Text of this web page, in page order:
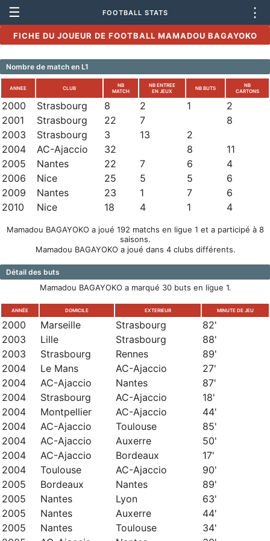
☰ FOOTBALL STATS ⋮
FICHE DU JOUEUR DE FOOTBALL MAMADOU BAGAYOKO
Nombre de match en L1
ANNEE CLUB
NB
MATCH
NB ENTREE
EN JEUX
NB BUTS
NB
CARTONS
2000 Strasbourg 8 2 1
2
2001
Strasbourg 22 7
8
2003
Strasbourg 3 13
2
2004
AC-Ajaccio 32 8
11
2005
Nantes 22 7 6
4
2006
Nice 25 5 5
6
2009
Nantes 23 1 7
6
2010
Nice 18 4 1 4
Mamadou BAGAYOKO a joué 192 matchs en ligue 1 et a participé à 8
saisons.
Mamadou BAGAYOKO a joué dans 4 clubs différents.
Détail des buts
Mamadou BAGAYOKO a marqué 30 buts en ligue 1.
ANNÉE DOMICILE EXTERIEUR MINUTE DE JEU
2000 Marseille Strasbourg
82'
2003
Lille Strasbourg
88'
2003
Strasbourg Rennes
89'
2004
Le Mans AC-Ajaccio
27'
2004
AC-Ajaccio Nantes
87'
2004
Strasbourg AC-Ajaccio
18'
2004
Montpellier AC-Ajaccio
44'
2004
AC-Ajaccio Toulouse
85'
2004
AC-Ajaccio Auxerre
50'
2004
AC-Ajaccio Bordeaux
17'
2004
Toulouse AC-Ajaccio
90'
2005
Bordeaux Nantes
89'
2005
Nantes Lyon
63'
2005
Nantes Auxerre
44'
2005
Nantes Toulouse
34'